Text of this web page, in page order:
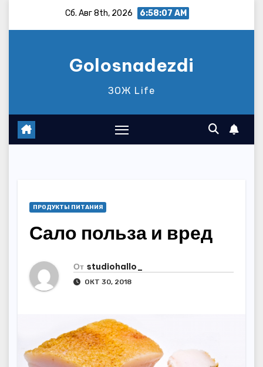
Сб. Авг 8th, 2026 6:58:08 AM
Golosnadezdi
ЗОЖ Life
ПРОДУКТЫ ПИТАНИЯ
Сало польза и вред
От studiohallo_
ОКТ 30, 2018